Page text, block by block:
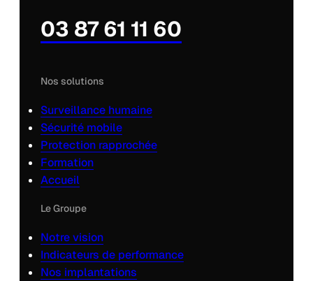
03 87 61 11 60
Nos solutions
Surveillance humaine
Sécurité mobile
Protection rapprochée
Formation
Accueil
Le Groupe
Notre vision
Indicateurs de performance
Nos implantations